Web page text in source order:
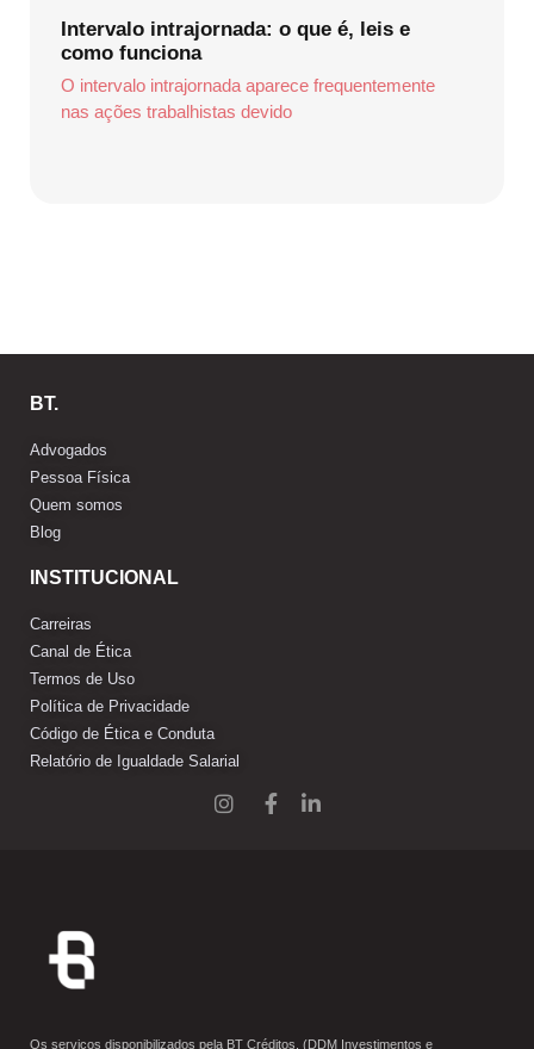
Intervalo intrajornada: o que é, leis e
como funciona
O intervalo intrajornada aparece frequentemente
nas ações trabalhistas devido
BT.
Advogados
Pessoa Física
Quem somos
Blog
INSTITUCIONAL
Carreiras
Canal de Ética
Termos de Uso
Política de Privacidade
Código de Ética e Conduta
Relatório de Igualdade Salarial
Os serviços disponibilizados pela ​BT Créditos,​ (DDM Investimentos e